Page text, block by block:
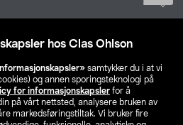
hos Clas Ohlson
samtykker du i at vi
og annen sporingsteknologi på
for informasjonskapsler for å
på vårt nettsted, analysere bruken av
markedsføringstiltak. Vi bruker fire
din butikk
NO FI